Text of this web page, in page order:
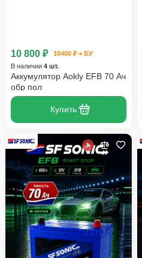
10 800 ₽
10400 ₽ + БУ
В наличии 4 шт.
Аккумулятор Aokly EFB 70 Ач
обр пол
Купить